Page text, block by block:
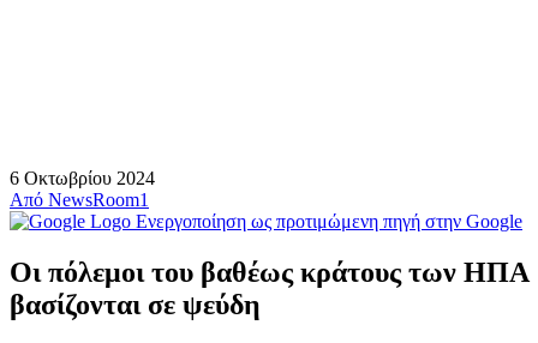
6 Οκτωβρίου 2024
Από NewsRoom1
Ενεργοποίηση ως προτιμώμενη πηγή στην Google
Οι πόλεμοι του βαθέως κράτους των ΗΠΑ
βασίζονται σε ψεύδη